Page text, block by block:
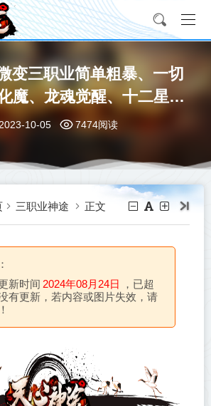
变三职业简单粗暴、一切
魔、龙魂觉醒、十二星宫
玩法等你来战！
2023-10-05 7474阅读
三职业神途 正文
新时间 2024年08月24日
，已超
有更新，若内容或图片失效，请